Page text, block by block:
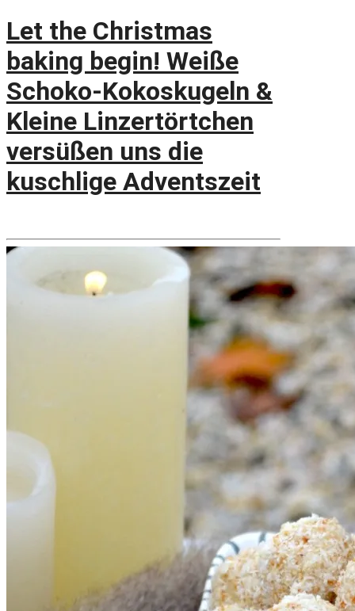
Let the Christmas
baking begin! Weiße
Schoko-Kokoskugeln &
Kleine Linzertörtchen
versüßen uns die
kuschlige Adventszeit